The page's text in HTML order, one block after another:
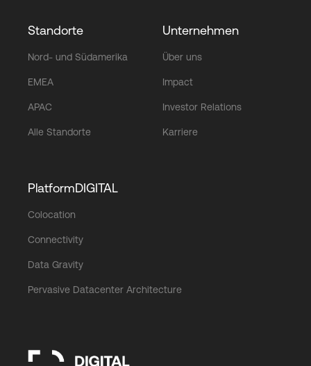
Standorte
Nord- und Südamerika
EMEA
APAC
Alle Standorte
Unternehmen
Über uns
Impact
Investor Relations
Karriere
PlatformDIGITAL
Colocation
Connectivity
Data Gravity
Pervasive Datacenter Architecture